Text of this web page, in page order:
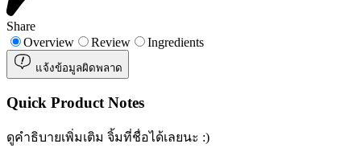
Share
Overview
Review Ingredients
แจ้งข้อมูลผิดพลาด
Quick Product Notes
ดูคำธิบายเพิ่มเติม จิ้มที่ชื่อได้เลยนะ :)